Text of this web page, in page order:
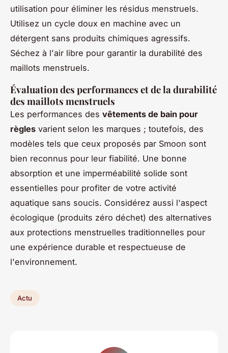
utilisation pour éliminer les résidus menstruels.
Utilisez un cycle doux en machine avec un
détergent sans produits chimiques agressifs.
Séchez à l'air libre pour garantir la durabilité des
maillots menstruels.
Évaluation des performances et de la durabilité
des maillots menstruels
Les performances des vêtements de bain pour
règles varient selon les marques ; toutefois, des
modèles tels que ceux proposés par Smoon sont
bien reconnus pour leur fiabilité. Une bonne
absorption et une imperméabilité solide sont
essentielles pour profiter de votre activité
aquatique sans soucis. Considérez aussi l'aspect
écologique (produits zéro déchet) des alternatives
aux protections menstruelles traditionnelles pour
une expérience durable et respectueuse de
l'environnement.
Actu